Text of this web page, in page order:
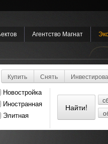
Агентство Магнат
Купить Снять
Новостройка
Иностранная
Элитная